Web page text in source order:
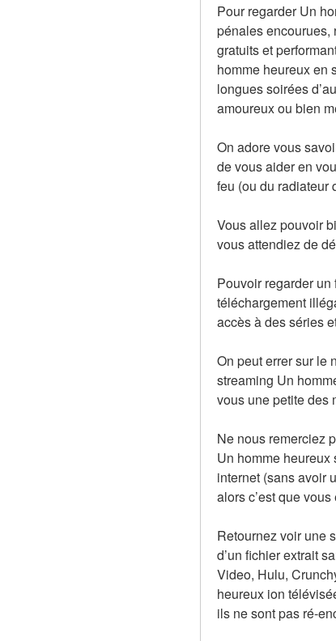
Pour regarder Un
pénales encourues,
gratuits et
homme heureux en
longues soirées
amoureux ou bien
On adore vous
de vous aider en
feu (ou du radiateur
Vous allez pouvoir
vous attendiez de
Pouvoir regarder
téléchargement
accès à des séries
On peut errer sur le
streaming Un
vous une petite des
Ne nous remerciez
Un homme heureux
internet (sans avoir
alors c’est que
Retournez voir une
d’un fichier extrait
Video, Hulu,
heureux ion
ils ne sont pas ré-